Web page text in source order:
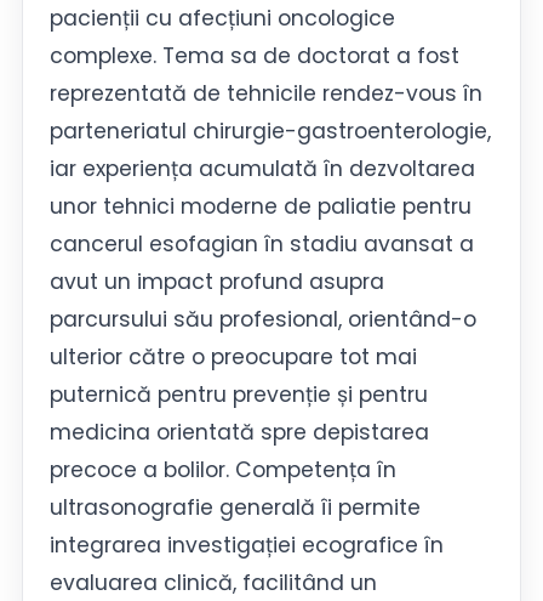
pacienții cu afecțiuni oncologice
complexe. Tema sa de doctorat a fost
reprezentată de tehnicile rendez-vous în
parteneriatul chirurgie-gastroenterologie,
iar experiența acumulată în dezvoltarea
unor tehnici moderne de paliatie pentru
cancerul esofagian în stadiu avansat a
avut un impact profund asupra
parcursului său profesional, orientând-o
ulterior către o preocupare tot mai
puternică pentru prevenție și pentru
medicina orientată spre depistarea
precoce a bolilor. Competența în
ultrasonografie generală îi permite
integrarea investigației ecografice în
evaluarea clinică, facilitând un